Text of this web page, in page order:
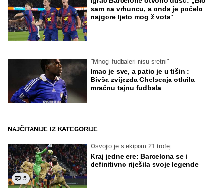
sam na vrhuncu, a onda je počelo
najgore ljeto mog života“
"Mnogi fudbaleri nisu sretni"
Imao je sve, a patio je u tišini:
Bivša zvijezda Chelseaja otkrila
mračnu tajnu fudbala
NAJČITANIJE IZ KATEGORIJE
5
Osvojio je s ekipom 21 trofej
Kraj jedne ere: Barcelona se i
definitivno riješila svoje legende